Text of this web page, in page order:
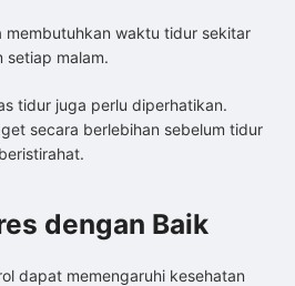
membutuhkan waktu tidur sekitar
setiap malam.
tidur juga perlu diperhatikan.
secara berlebihan sebelum tidur
dengan Baik
dapat memengaruhi kesehatan